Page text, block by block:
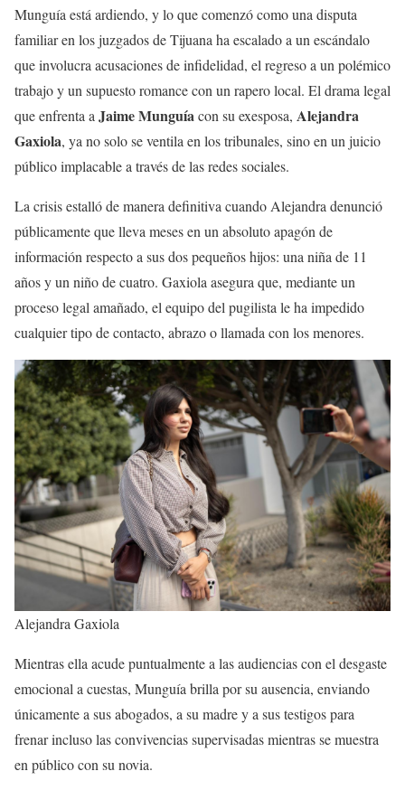
Munguía está ardiendo, y lo que comenzó como una disputa
familiar en los juzgados de Tijuana ha escalado a un escándalo
que involucra acusaciones de infidelidad, el regreso a un polémico
trabajo y un supuesto romance con un rapero local. El drama legal
que enfrenta aJaime Munguíacon su exesposa, Alejandra
Gaxiola, ya no solo se ventila en los tribunales, sino en un juicio
público implacable a través de las redes sociales.
La crisis estalló de manera definitiva cuando Alejandra denunció
públicamente que lleva meses en un absoluto apagón de
información respecto a sus dos pequeños hijos: una niña de 11
años y un niño de cuatro. Gaxiola asegura que, mediante un
proceso legal amañado, el equipo del pugilista le ha impedido
cualquier tipo de contacto, abrazo o llamada con los menores.
Alejandra Gaxiola
Mientras ella acude puntualmente a las audiencias con el desgaste
emocional a cuestas, Munguía brilla por su ausencia, enviando
únicamente a sus abogados, a su madre y a sus testigos para
frenar incluso las convivencias supervisadas mientras se muestra
en público con su novia.